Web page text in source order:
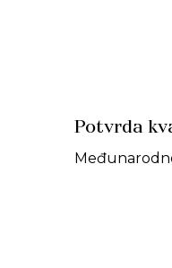
Potvrda